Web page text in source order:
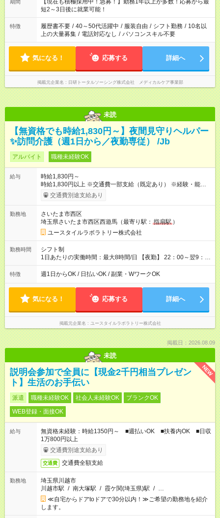
ね。 ※Wワーク希望の方へ 今ご覧のお仕事で希望する勤務時間
と、もう1つのお仕事の勤務時間。 合計で週40時間を超える場
合は応募できません。
期間
【現在も積極採用中！急募！】勤務1年以上が多数！応募から最
短2～3日後に就業可能！
特徴 履歴書不要 / 40～50代活躍中 / 服装自由 / シフト勤務 / 10名以
上の大量募集 / 電話対応なし / パソコンスキル不要
気になる！ 応募する 詳細へ
掲載元企業名 日研トータルソーシング株式会社 メディカルケア事業部
未読
【無資格でも時給1,830円～】夜間見守りヘルパー
✨訪問介護（週1日から／夜勤専従） /Jb
アルバイト 職種未経験OK
給与
時給1,830円～
時給1,830円以上 ※交通費一部支給（既定あり） ※経験・能力を
考慮して決定します 【収入例】 週1回勤務の場合：1,830円×8時
間×4回=5万8,560円 週3回勤務の場合：1,830円×8時間×12回
月 ※ 雇用形態と給与に、本採用時と異なる部分があります。 雇
用形態：本採用時と同じです。 給与：時給 1,580円以上
交通費別途支給あり
勤務地
さいたま市西区
埼玉県さいたま市西区西遊馬（最寄り駅： 指扇駅 ）
ユースタイルラボラトリー株式会社
勤務時間
シフト制
1日あたりの実働時間：最大8時間/日 【夜勤】 22：00～翌9：
00 ※週1日～OK ／ 夜勤専従 ＊＊ 勤務時間例 ＊＊ ■22時か
ら翌7時 ■23時から翌8時 ■24時から翌9時 など ※上記の時間
ます。 ※曜日固定（毎週同じ曜日での勤務となります）
特徴 週1日からOK / 日払いOK / 副業・WワークOK
気になる！ 応募する 詳細へ
掲載元企業名 ユースタイルラボラトリー株式会社
掲載日：2026.08.09
未読
NEW
説明会参加で全員に【現金2千円相当プレゼン
ト】生活のお手伝い
派遣 職種未経験OK 社会人未経験OK
ブランクOK
WEB登録・面接OK
給与
無資格未経験：時給1350円～ ■週払いOK ■扶養内OK ■日収
1万800円以上
交通費別途支給あり
交通費 交通費全額支給
勤務地
埼玉県川越市
川越市駅 / 南大塚駅 / 霞ケ関(埼玉県)駅 / …
≪自宅からドアtoドアで30分以内！≫ご希望の勤務地を紹介
します。